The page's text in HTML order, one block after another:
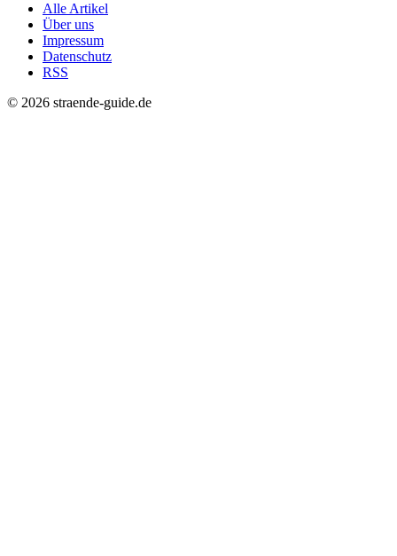
Alle Artikel
Über uns
Impressum
Datenschutz
RSS
© 2026 straende-guide.de